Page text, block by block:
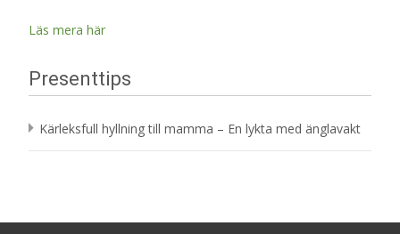
Läs mera här
Presenttips
Kärleksfull hyllning till mamma – En lykta med änglavakt